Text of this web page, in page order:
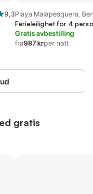
9,3Playa Malapesquera,
Ferieleilighet for 4
Gratis avbestilling
fra987 krper natt
gratis